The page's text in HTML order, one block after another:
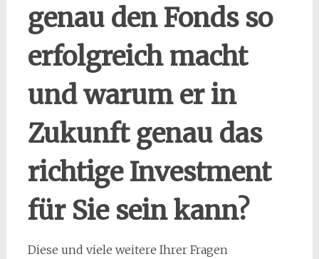
genau den Fonds so
erfolgreich macht
und warum er in
Zukunft genau das
richtige Investment
für Sie sein kann?
Diese und viele weitere Ihrer Fragen